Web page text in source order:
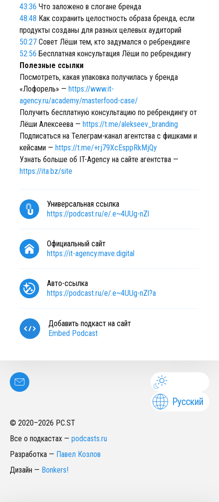
43:36 Что заложено в слогане бренда
48:48 Как сохранить целостность образа бренда, если
продукты созданы для разных целевых аудиторий
50:27 Совет Лёши тем, кто задумался о ребрендинге
52:56 Бесплатная консультация Лёши по ребрендингу
Полезные ссылки
Посмотреть, какая упаковка получилась у бренда
«Лофорель» — https://www.it-
agency.ru/academy/masterfood-case/
Получить бесплатную консультацию по ребрендингу от
Лёши Алексеева — https://t.me/alekseev_branding
Подписаться на Телеграм-канал агентства с фишками и
кейсами — https://t.me/+rj79XcEsppRkMjQy
Узнать больше об IT-Agency на сайте агентства —
https://ita.bz/site
Универсальная ссылка
https://podcast.ru/e/.e~4UUg-nZl
Официальный сайт
https://it-agency.mave.digital
Авто-ссылка
https://podcast.ru/e/.e~4UUg-nZl?a
Добавить подкаст на сайт
Embed Podcast
Русский
© 2020–2026 PC.ST
Все о подкастах — podcasts.ru
Разработка — Павел Козлов
Дизайн — Bonkers!